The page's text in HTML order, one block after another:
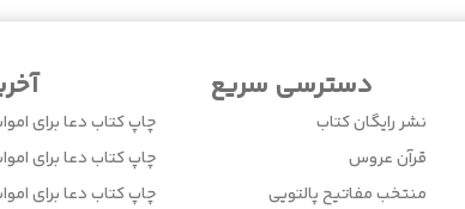
دسترسی سریع
نشر رایگان کتاب
قرآن عروس
منتخب مفاتیح پالتویی
چاپ کتاب دعا برای
چاپ کتاب دعا برای
چاپ کتاب دعا برای